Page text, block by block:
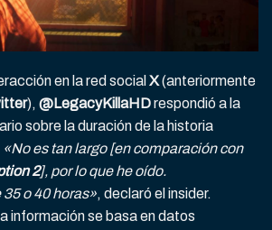
en la red social X(anteriormente
), @LegacyKillaHDrespondió a la
sobre la duración de la historia
«No es tan largo [en comparación con
2], por lo que he oído.
o 40 horas», declaró el insider.
información se basa en datos